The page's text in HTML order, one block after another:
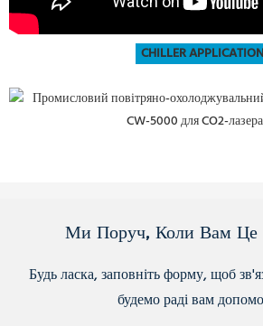
CHILLER APPLICATION
Ми Поруч, Коли Вам Це
Будь ласка, заповніть форму, щоб
будемо раді вам